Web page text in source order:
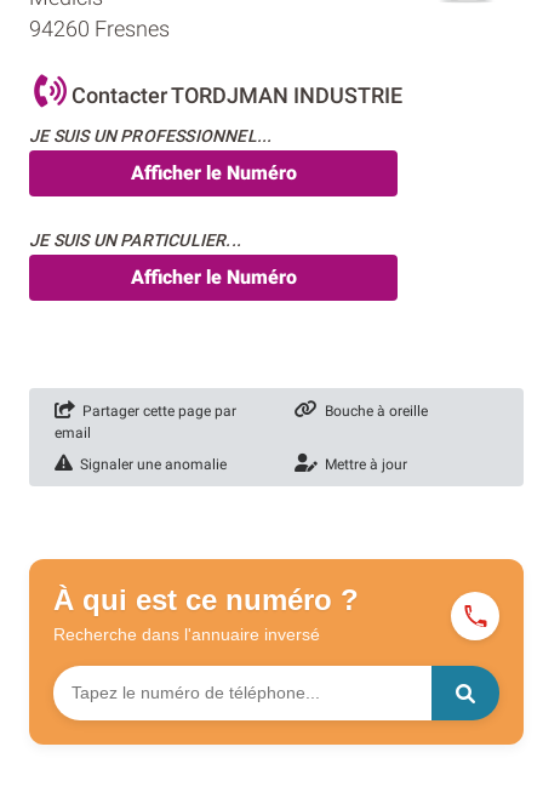
94260 Fresnes
Contacter TORDJMAN INDUSTRIE
JE SUIS UN PROFESSIONNEL...
Afficher le Numéro
JE SUIS UN PARTICULIER...
Afficher le Numéro
Partager cette page par
email
Bouche à oreille
Signaler une anomalie Mettre à jour
À qui est ce numéro ?
Recherche dans l'annuaire inversé